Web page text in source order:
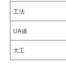
工法
UA値
大工